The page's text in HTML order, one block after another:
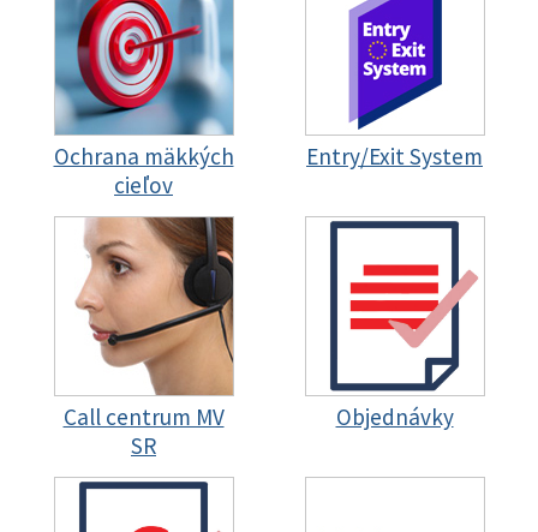
Ochrana mäkkých
cieľov
Entry/Exit System
Call centrum MV
SR
Objednávky